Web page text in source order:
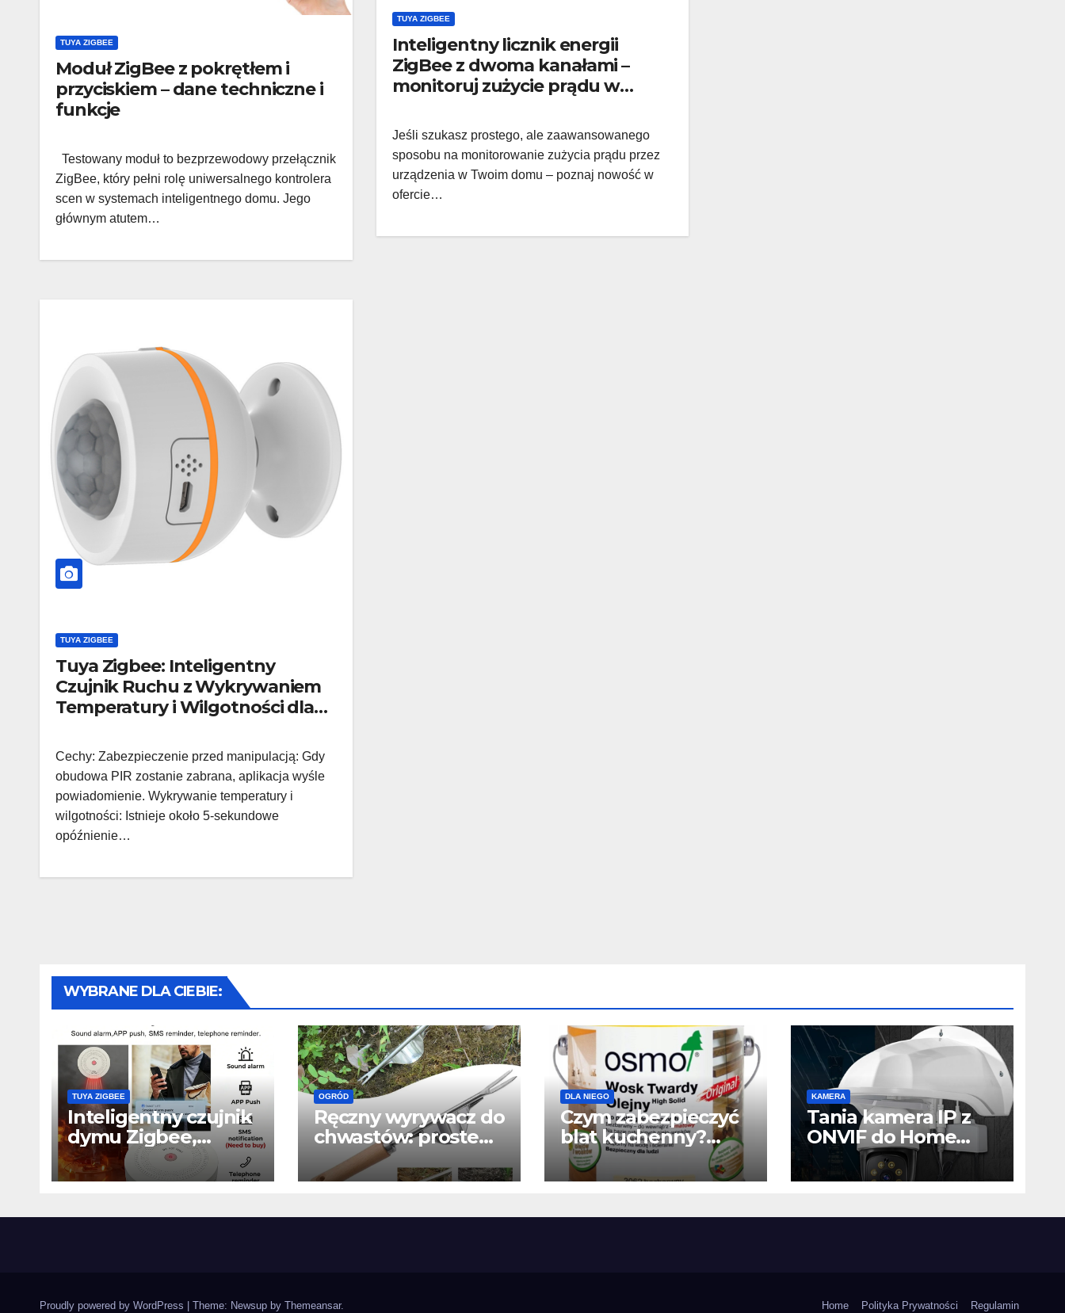
TUYA ZIGBEE
Moduł ZigBee z pokrętłem i
przyciskiem – dane techniczne i
funkcje
Testowany moduł to bezprzewodowy przełącznik
ZigBee, który pełni rolę uniwersalnego kontrolera
scen w systemach inteligentnego domu. Jego
głównym atutem…
TUYA ZIGBEE
Inteligentny licznik energii
ZigBee z dwoma kanałami –
monitoruj zużycie prądu w
Jeśli szukasz prostego, ale zaawansowanego
sposobu na monitorowanie zużycia prądu przez
urządzenia w Twoim domu – poznaj nowość w
ofercie…
TUYA ZIGBEE
Tuya Zigbee: Inteligentny
Czujnik Ruchu z Wykrywaniem
Temperatury i Wilgotności dla
Cechy: Zabezpieczenie przed manipulacją: Gdy
obudowa PIR zostanie zabrana, aplikacja wyśle
powiadomienie. Wykrywanie temperatury i
wilgotności: Istnieje około 5-sekundowe
opóźnienie…
WYBRANE DLA CIEBIE:
TUYA ZIGBEE
Inteligentny czujnik
dymu Zigbee,
ochrona domu i
powiadomienia w
OGRÓD
Ręczny wyrywacz do
chwastów: proste
narzędzie, które
usuwa chwasty z
DLA NIEGO
Czym zabezpieczyć
blat kuchenny?
Olej, wosk czy
lakier? Najlepszy
drewnianego blatu
KAMERA
Tania kamera IP z
ONVIF do Home
Assistant – WiFi czy
LAN? Test,
praktyczne
Proudly powered by WordPress Theme: Newsup by Themeansar. Home Polityka Prywatności Regulamin